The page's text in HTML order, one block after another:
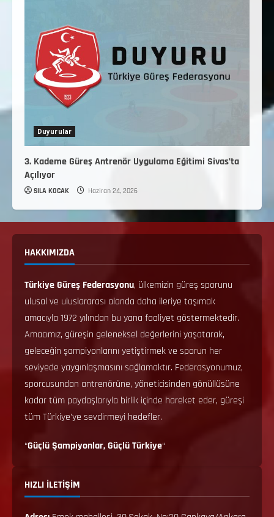
Duyurular
3. Kademe Güreş Antrenör Uygulama Eğitimi Sivas’ta
Açılıyor
SILA KOCAK Haziran 24, 2026
HAKKIMIZDA
Türkiye Güreş Federasyonu, ülkemizin güreş sporunu
ulusal ve uluslararası alanda daha ileriye taşımak
amacıyla 1972 yılından bu yana faaliyet göstermektedir.
Amacımız, güreşin geleneksel değerlerini yaşatarak,
geleceğin şampiyonlarını yetiştirmek ve sporun her
seviyede yaygınlaşmasını sağlamaktır. Federasyonumuz,
sporcusundan antrenörüne, yöneticisinden gönüllüsüne
kadar tüm paydaşlarıyla birlik içinde hareket eder, güreşi
tüm Türkiye’ye sevdirmeyi hedefler.
“Güçlü Şampiyonlar, Güçlü Türkiye“
HIZLI İLETİŞİM